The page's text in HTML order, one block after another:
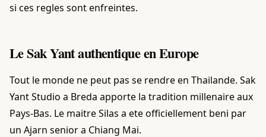
si ces regles sont enfreintes.
Le Sak Yant authentique en Europe
Tout le monde ne peut pas se rendre en Thailande. Sak
Yant Studio a Breda apporte la tradition millenaire aux
Pays-Bas. Le maitre Silas a ete officiellement beni par
un Ajarn senior a Chiang Mai.